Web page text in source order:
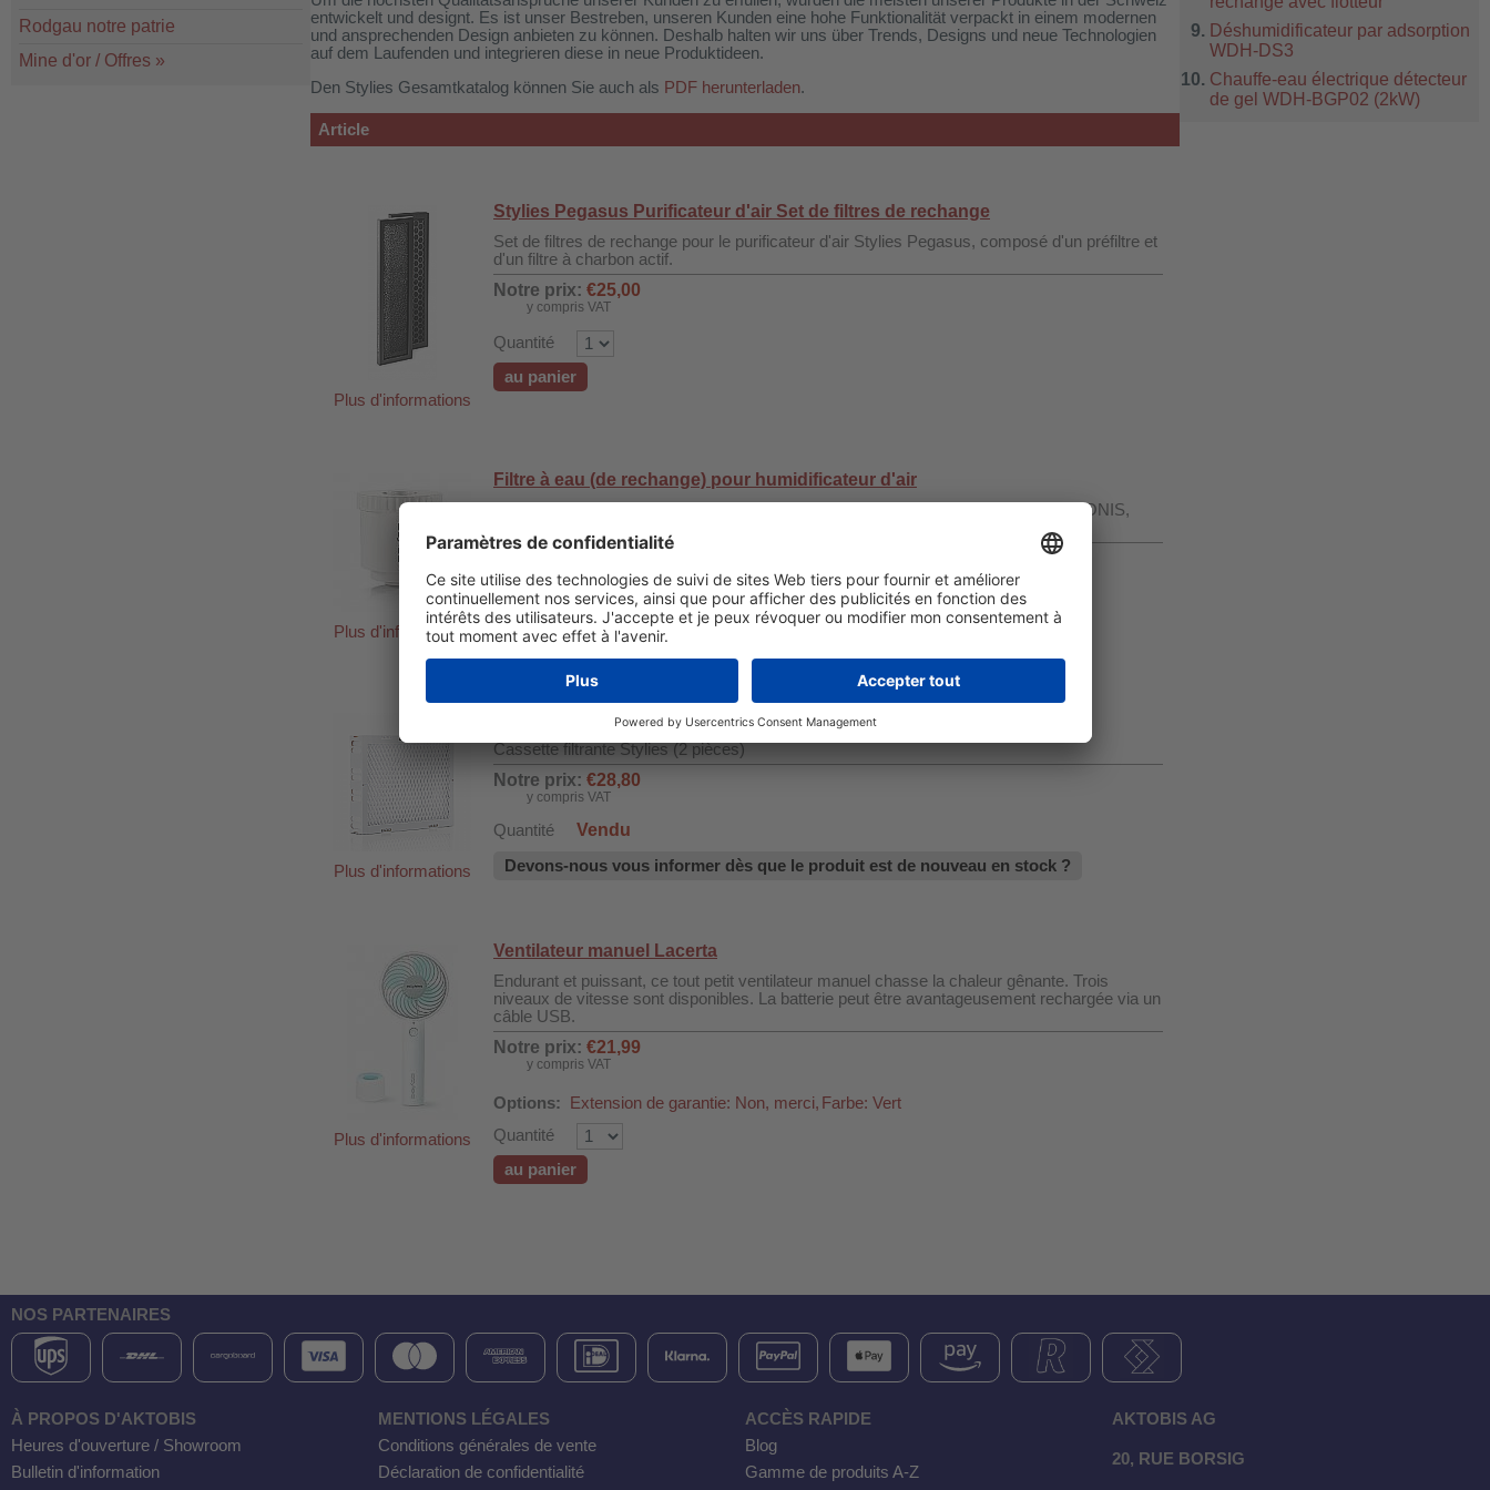
entwickelt und designt. Es ist unser Bestreben, unseren Kunden eine hohe Funktionalität verpackt in einem modernen
und ansprechenden Design anbieten zu können. Deshalb halten wir uns über Trends, Designs und neue Technologien
auf dem Laufenden und integrieren diese in neue Produktideen.
Den Stylies Gesamtkatalog können Sie auch als PDF herunterladen.
Article
Plus d'informations
Stylies Pegasus Purificateur d'air Set de filtres de rechange
Set de filtres de rechange pour le purificateur d'air Stylies Pegasus, composé d'un préfiltre et
d'un filtre à charbon actif.
Notre prix: €25,00
y compris VAT
Quantité
au panier
Plus d'informations
Filtre à eau (de rechange) pour humidificateur d'air
Filtre à eau (de rechange) pour humidificateurs WDH-SH6203 et Stylies LYNX, LEONIS,
y compris VAT
Quantité
au panier
Plus d'informations
Cassette filtrante Stylies
Cassette filtrante Stylies (2 pièces)
Notre prix: €28,80
y compris VAT
Quantité Vendu
Devons-nous vous informer dès que le produit est de nouveau en stock ?
Plus d'informations
Ventilateur manuel Lacerta
Endurant et puissant, ce tout petit ventilateur manuel chasse la chaleur gênante. Trois
niveaux de vitesse sont disponibles. La batterie peut être avantageusement rechargée via un
câble USB.
Notre prix: €21,99
y compris VAT
Options: Extension de garantie: Non, merci, Farbe: Vert
Quantité
au panier
Rodgau notre patrie
Mine d'or / Offres »
Déshumidificateur par adsorption
WDH-DS3
Chauffe-eau électrique détecteur
de gel WDH-BGP02 (2kW)
NOS PARTENAIRES
À PROPOS D'AKTOBIS
Heures d'ouverture / Showroom
Bulletin d'information
MENTIONS LÉGALES
Conditions générales de vente
Déclaration de confidentialité
ACCÈS RAPIDE
Blog
Gamme de produits A-Z
AKTOBIS AG
20, RUE BORSIG